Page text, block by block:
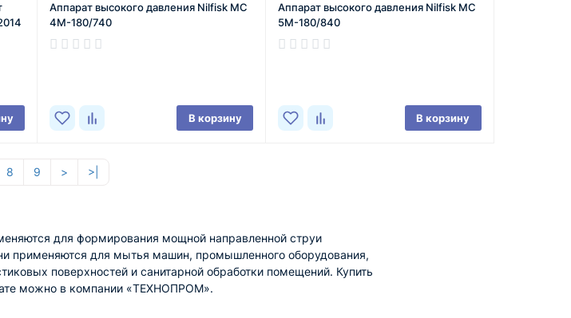
Аппарат высокого давления Nilfisk MC
4M-180/740
В корзину
Аппарат высокого давления Nilfisk MC
5M-180/840
В корзину
8 9 > >|
для формирования мощной направленной струи
применяются для мытья машин, промышленного оборудования,
поверхностей и санитарной обработки помещений. Купить
можно в компании «ТЕХНОПРОМ».